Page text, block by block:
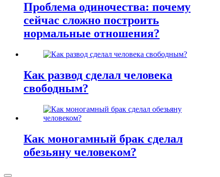
Проблема одиночества: почему
сейчас сложно построить
нормальные отношения?
Как развод сделал человека
свободным?
Как моногамный брак сделал
обезьяну человеком?